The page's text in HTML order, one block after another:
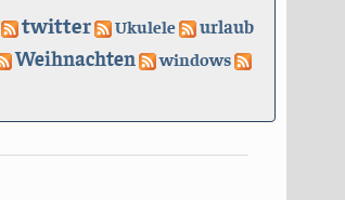
twitter Ukulele urlaub
Weihnachten windows